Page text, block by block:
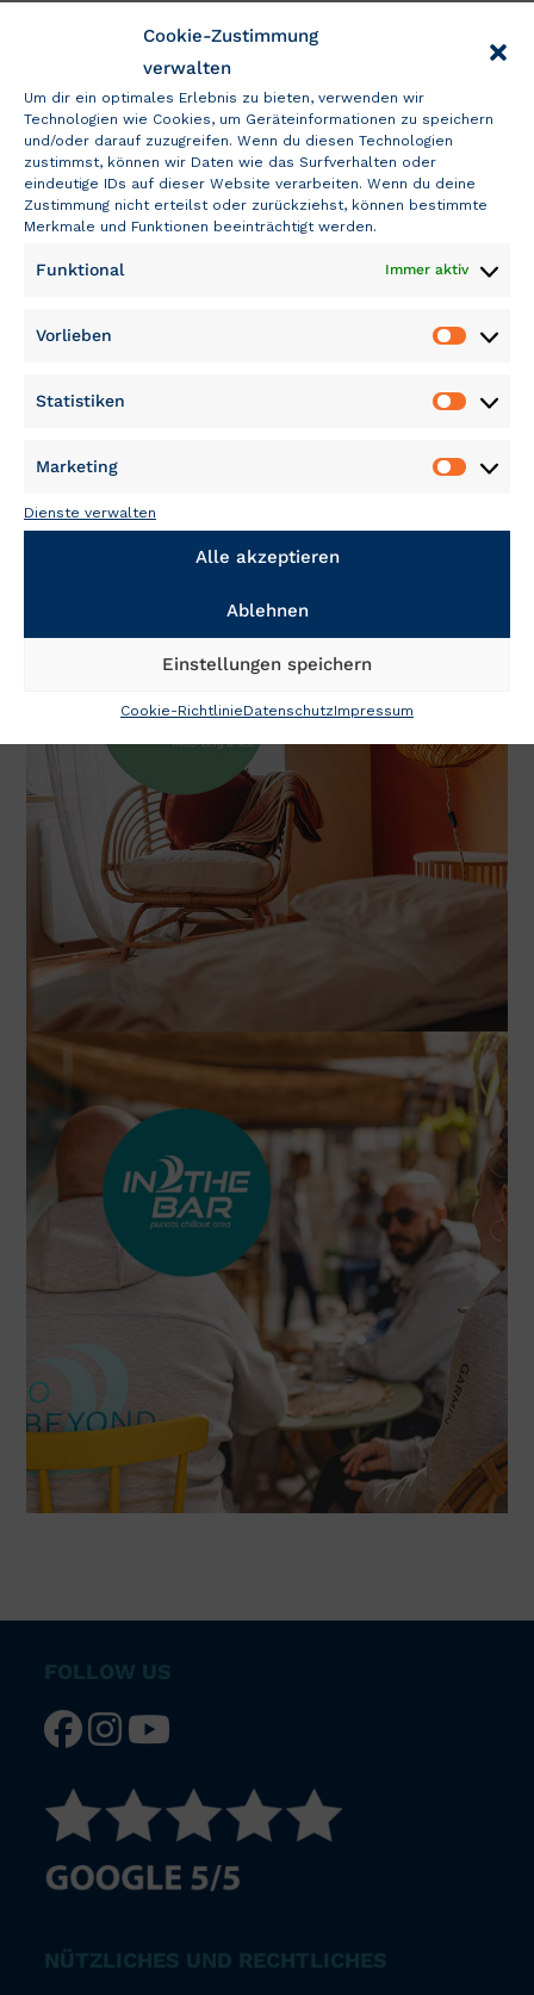
Cookie-Zustimmung
verwalten
Um dir ein optimales Erlebnis zu bieten, verwenden wir
Technologien wie Cookies, um Geräteinformationen zu speichern
und/oder darauf zuzugreifen. Wenn du diesen Technologien
zustimmst, können wir Daten wie das Surfverhalten oder
eindeutige IDs auf dieser Website verarbeiten. Wenn du deine
Zustimmung nicht erteilst oder zurückziehst, können bestimmte
Merkmale und Funktionen beeinträchtigt werden.
Funktional Immer aktiv
Vorlieben
Statistiken
Marketing
Dienste verwalten
Alle akzeptieren
Ablehnen
Einstellungen speichern
Cookie-RichtlinieDatenschutzImpressum
FOLLOW US
NÜTZLICHES UND RECHTLICHES